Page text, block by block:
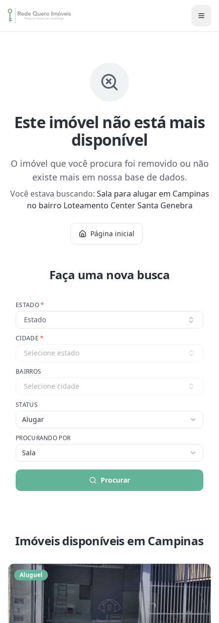
Este imóvel não está mais
disponível
O imóvel que você procura foi removido ou não
existe mais em nossa base de dados.
Você estava buscando: Sala para alugar em Campinas
no bairro Loteamento Center Santa Genebra
Página inicial
Faça uma nova busca
ESTADO*
Estado
CIDADE*
Selecione estado
BAIRROS
Selecione cidade
STATUS
Alugar
PROCURANDO POR
Sala
Procurar
Imóveis disponíveis em Campinas
Aluguel